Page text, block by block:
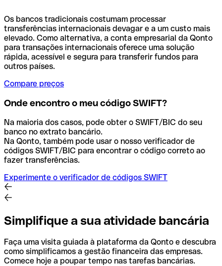
Os bancos tradicionais costumam processar
transferências internacionais devagar e a um custo mais
elevado. Como alternativa, a conta empresarial da Qonto
para transações internacionais oferece uma solução
rápida, acessível e segura para transferir fundos para
outros países.
Compare preços
Onde encontro o meu código SWIFT?
Na maioria dos casos, pode obter o SWIFT/BIC do seu
banco no extrato bancário.
Na Qonto, também pode usar o nosso verificador de
códigos SWIFT/BIC para encontrar o código correto ao
fazer transferências.
Experimente o verificador de códigos SWIFT
Simplifique a sua atividade bancária
Faça uma visita guiada à plataforma da Qonto e descubra
como simplificamos a gestão financeira das empresas.
Comece hoje a poupar tempo nas tarefas bancárias.